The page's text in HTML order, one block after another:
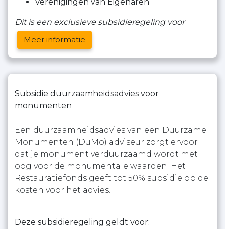
Dit is een exclusieve subsidieregeling voor
Meer informatie
Subsidie duurzaamheidsadvies voor
monumenten
Een duurzaamheidsadvies van een Duurzame
Monumenten (DuMo) adviseur zorgt ervoor
dat je monument verduurzaamd wordt met
oog voor de monumentale waarden. Het
Restauratiefonds geeft tot 50% subsidie op de
kosten voor het advies.
Deze subsidieregeling geldt voor: